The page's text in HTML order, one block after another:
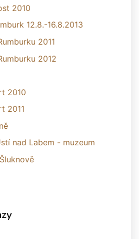
2010
12.8.-16.8.2013
2011
2012
2010
2011
nad Labem - muzeum